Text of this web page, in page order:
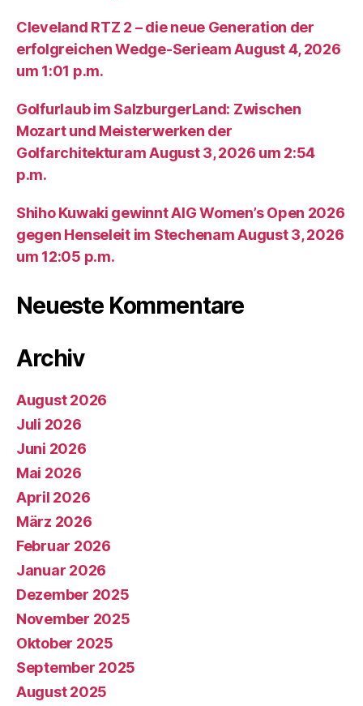
Cleveland RTZ 2 – die neue Generation der
erfolgreichen Wedge-Serieam August 4, 2026
um 1:01 p.m.
Golfurlaub im SalzburgerLand: Zwischen
Mozart und Meisterwerken der
Golfarchitekturam August 3, 2026 um 2:54
p.m.
Shiho Kuwaki gewinnt AIG Women’s Open 2026
gegen Henseleit im Stechenam August 3, 2026
um 12:05 p.m.
Neueste Kommentare
Archiv
August 2026
Juli 2026
Juni 2026
Mai 2026
April 2026
März 2026
Februar 2026
Januar 2026
Dezember 2025
November 2025
Oktober 2025
September 2025
August 2025